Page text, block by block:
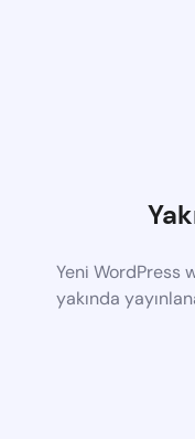
Yeni WordPress
yakında